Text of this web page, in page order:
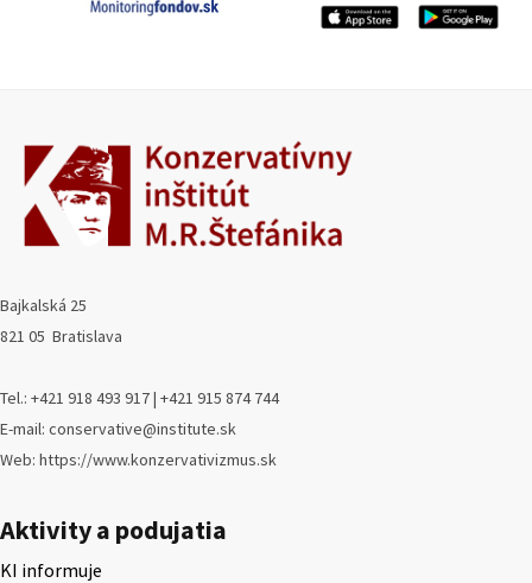
Bajkalská 25
821 05 Bratislava
Tel.: +421 918 493 917 | +421 915 874 744
E-mail: conservative@institute.sk
Web: https://www.konzervativizmus.sk
Aktivity a podujatia
KI informuje